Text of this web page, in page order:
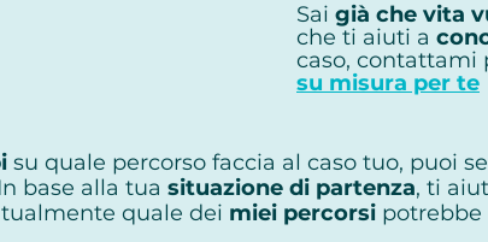
Sai già che vita
che ti aiuti a
caso, contattami
su misura per te
su quale percorso faccia al caso tuo, puoi
base alla tua situazione di partenza, ti
quale dei miei percorsipotrebbe